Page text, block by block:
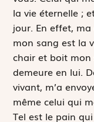
la vie éternelle ;
jour. En effet,
mon sang est la
chair et boit mon
demeure en lui.
vivant, m’a
même celui qui
Tel est le pain